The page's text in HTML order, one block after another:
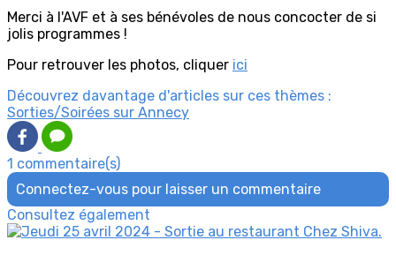
Merci à l'AVF et à ses bénévoles de nous concocter de si
jolis programmes !
Pour retrouver les photos, cliquer ici
Découvrez davantage d'articles sur ces thèmes :
Sorties/Soirées sur Annecy
1 commentaire(s)
Connectez-vous pour laisser un commentaire
Consultez également